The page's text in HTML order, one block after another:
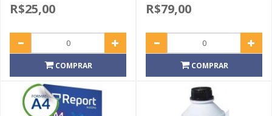
R$25,00
COMPRAR
R$79,00
COMPRAR